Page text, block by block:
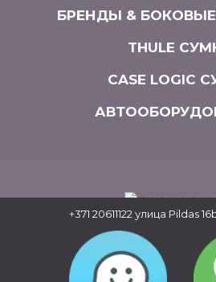
БРЕНДЫ &
THULE
CASE LOGIC
+371 20611122 улица Pildas